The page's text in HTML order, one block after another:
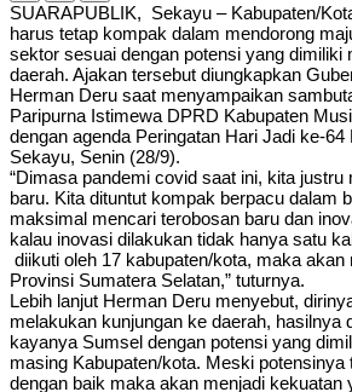
SUARAPUBLIK, Sekayu – Kabupaten/
harus tetap kompak dalam mendorong
sektor sesuai dengan potensi yang dimiliki
daerah. Ajakan tersebut diungkapkan
Herman Deru saat menyampaikan
Paripurna Istimewa DPRD Kabupaten
dengan agenda Peringatan Hari Jadi ke-
Sekayu, Senin (28/9).
“Dimasa pandemi covid saat ini, kita justru
baru. Kita dituntut kompak berpacu dalam
maksimal mencari terobosan baru dan
kalau inovasi dilakukan tidak hanya satu
diikuti oleh 17 kabupaten/kota, maka akan
Provinsi Sumatera Selatan,” tuturnya.
Lebih lanjut Herman Deru menyebut,
melakukan kunjungan ke daerah, hasilnya
kayanya Sumsel dengan potensi yang
masing Kabupaten/kota. Meski
dengan baik maka akan menjadi kekuatan